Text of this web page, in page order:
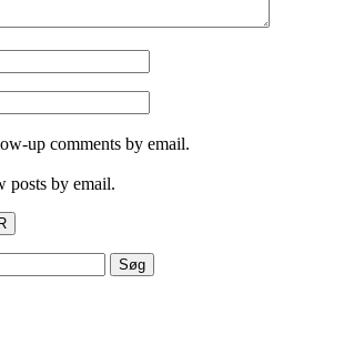
up comments by email.
posts by email.